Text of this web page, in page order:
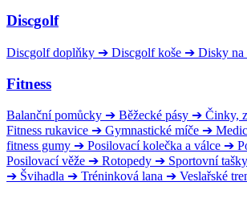
Discgolf
Discgolf doplňky ➔ Discgolf koše ➔ Disky na
Fitness
Balanční pomůcky ➔ Běžecké pásy ➔ Činky,
Fitness rukavice ➔ Gymnastické míče ➔
fitness gumy ➔ Posilovací kolečka a válce ➔
Posilovací věže ➔ Rotopedy ➔ Sportovní tašky
➔ Švihadla ➔ Tréninková lana ➔ Veslařské